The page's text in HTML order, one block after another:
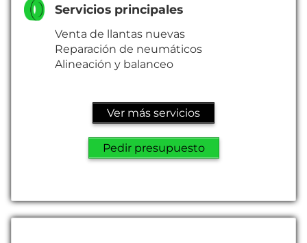
Servicios principales
Venta de llantas nuevas
Reparación de neumáticos
Alineación y balanceo
Ver más servicios
Pedir presupuesto